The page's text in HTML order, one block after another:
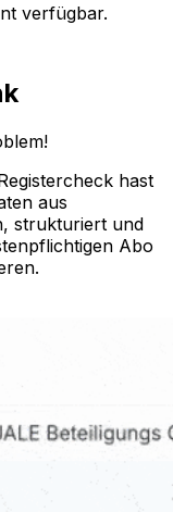
verfügbar.
hast
aus
strukturiert und
Abo